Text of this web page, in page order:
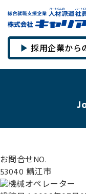
採用企業から
お問合せNO.
53040 鯖江市